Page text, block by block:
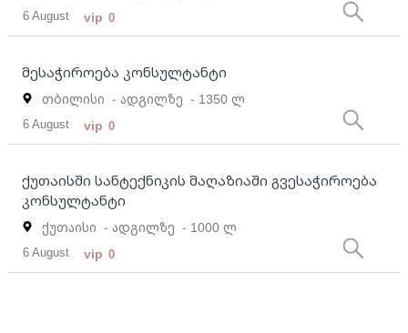
6 August vip 0
მესაჭიროება კონსულტანტი
თბილისი - ადგილზე - 1350 ლ
6 August vip 0
ქუთაისში სანტექნიკის მაღაზიაში გვესაჭიროება
კონსულტანტი
ქუთაისი - ადგილზე - 1000 ლ
6 August vip 0